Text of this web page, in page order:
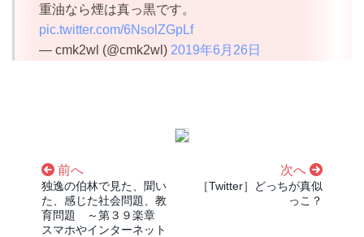
重油なら煙は真っ黒です。
pic.twitter.com/6NsolZGpLf
— cmk2wl (@cmk2wl) 2019年6月26日
前へ
独逸の伯林で見た、聞い
た、感じた社会問題、教
育問題 ～第３９楽章
スマホやインターネット
次へ
［Twitter］どっちが真似
っこ？